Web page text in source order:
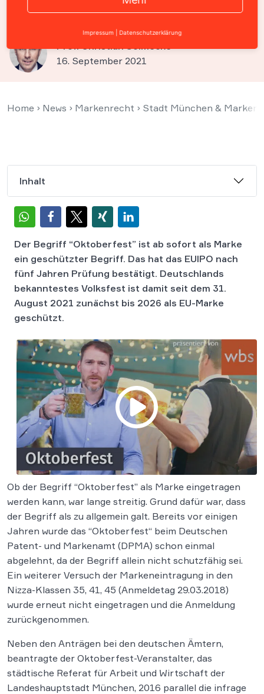
geschützte EU-Marke
Prof. Christian Solmecke
16. September 2021
Home › News › Markenrecht › Stadt München &
Inhalt
Der Begriff “Oktoberfest” ist ab sofort als Marke
ein geschützter Begriff. Das hat das EUIPO nach
fünf Jahren Prüfung bestätigt. Deutschlands
bekanntestes Volksfest ist damit seit dem 31.
August 2021 zunächst bis 2026 als EU-Marke
geschützt.
Ob der Begriff “Oktoberfest” als Marke eingetragen
werden kann, war lange streitig. Grund dafür war, dass
der Begriff als zu allgemein galt. Bereits vor einigen
Jahren wurde das “Oktoberfest“ beim Deutschen
Patent- und Markenamt (DPMA) schon einmal
abgelehnt, da der Begriff allein nicht schutzfähig sei.
Ein weiterer Versuch der Markeneintragung in den
Nizza-Klassen 35, 41, 45 (Anmeldetag 29.03.2018)
wurde erneut nicht eingetragen und die Anmeldung
zurückgenommen.
Neben den Anträgen bei den deutschen Ämtern,
beantragte der Oktoberfest-Veranstalter, das
städtische Referat für Arbeit und Wirtschaft der
Landeshauptstadt München, 2016 parallel die infrage
Impressum Datenschutzerklärung